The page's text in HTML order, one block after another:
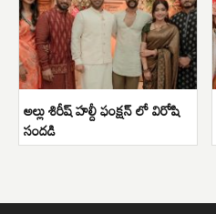
అల్లు శిరీష్ హల్దీ ఫంక్షన్ లో విరోషి
సందడి